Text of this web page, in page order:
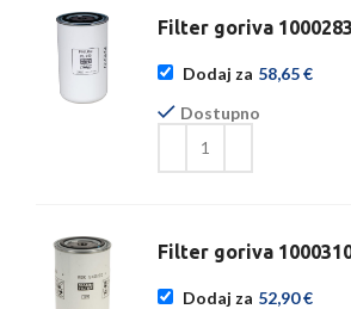
Filter goriva
Dodaj za 52,90€
Filter goriva
Dodaj za 58,65€
Dostupno